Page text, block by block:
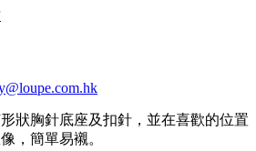
狀胸針底座及扣針，並在喜歡的位置
，簡單易襯。